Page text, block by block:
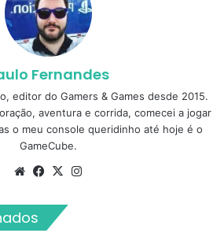
Fernandes
editor do Gamers & Games desde 2015.
aventura e corrida, comecei a jogar
o meu console queridinho até hoje é o
GameCube.
WebsiteFacebook
X